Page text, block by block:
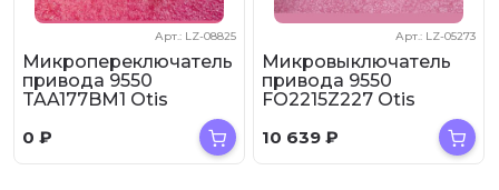
Арт.: LZ-08825
Микропереключатель
привода 9550
TAA177BM1 Otis
0₽
Арт.: LZ-05273
Микровыключатель
привода 9550
FO2215Z227 Otis
10 639₽